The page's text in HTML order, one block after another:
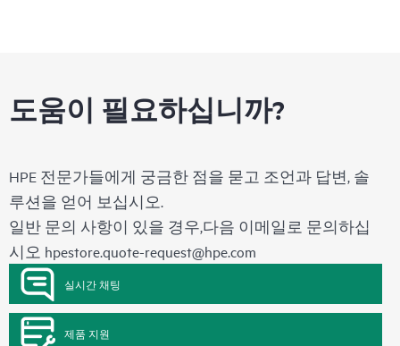
도움이 필요하십니까?
HPE 전문가들에게 궁금한 점을 묻고 조언과 답변, 솔
루션을 얻어 보십시오.
일반 문의 사항이 있을 경우,다음 이메일로 문의하십
시오 hpestore.quote-request@hpe.com
실시간 채팅
제품 지원